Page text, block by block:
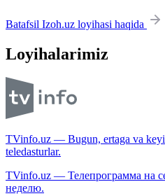
Batafsil Izoh.uz loyihasi haqida
Loyihalarimiz
TVinfo.uz — Bugun, ertaga va
teledasturlar.
TVinfo.uz — Телепрограмма на
неделю.